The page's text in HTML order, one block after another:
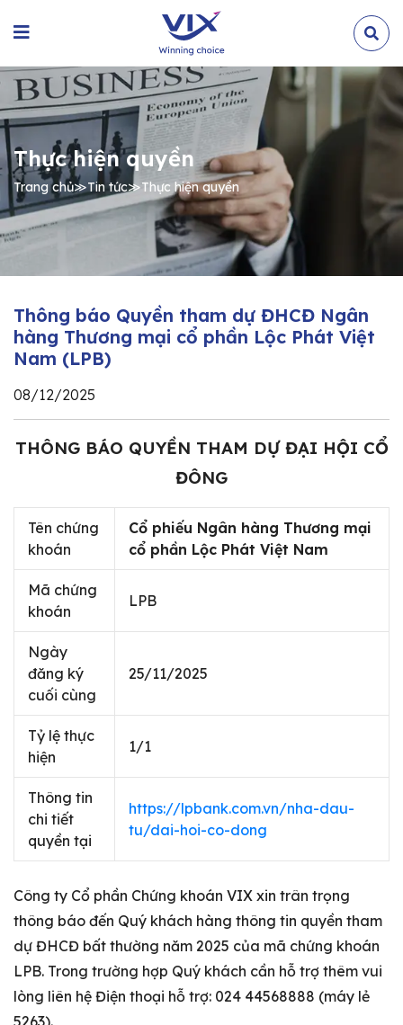
Thực hiện quyền
Trang chủ≫Tin tức≫Thực hiện quyền
Thông báo Quyền tham dự ĐHCĐ Ngân
hàng Thương mại cổ phần Lộc Phát Việt
Nam (LPB)
08/12/2025
THÔNG BÁO QUYỀN THAM DỰ ĐẠI HỘI CỔ
ĐÔNG
Tên chứng
khoán
Cổ phiếu Ngân hàng Thương mại
cổ phần Lộc Phát Việt Nam
Mã chứng
khoán
LPB
Ngày
đăng ký
cuối cùng
25/11/2025
Tỷ lệ thực
hiện
1/1
Thông tin
chi tiết
quyền tại
https://lpbank.com.vn/nha-dau-
tu/dai-hoi-co-dong
Công ty Cổ phần Chứng khoán VIX xin trân trọng
thông báo đến Quý khách hàng thông tin quyền tham
dự ĐHCĐ bất thường năm 2025 của mã chứng khoán
LPB. Trong trường hợp Quý khách cần hỗ trợ thêm vui
lòng liên hệ Điện thoại hỗ trợ: 024 44568888 (máy lẻ